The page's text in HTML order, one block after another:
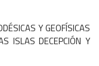
Y GEOFÍSICAS
ISLAS DECEPCIÓN Y